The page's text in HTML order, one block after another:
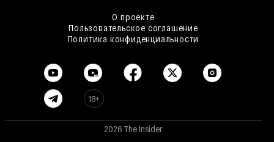
О проекте
Пользовательское соглашение
Политика конфиденциальности
18+
2026 The Insider